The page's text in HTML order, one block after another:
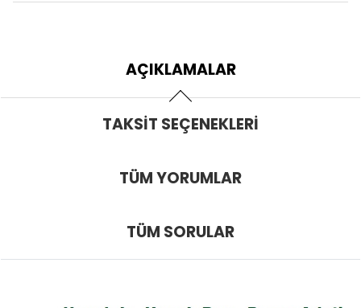
AÇIKLAMALAR
TAKSIT SEÇENEKLERI
TÜM YORUMLAR
TÜM SORULAR